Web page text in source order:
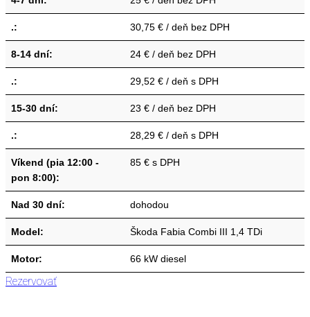
.: 30,75 € / deň bez DPH
8-14 dní: 24 € / deň bez DPH
.: 29,52 € / deň s DPH
15-30 dní: 23 € / deň bez DPH
.: 28,29 € / deň s DPH
Víkend (pia 12:00 -
pon 8:00):
85 € s DPH
Nad 30 dní: dohodou
Model: Škoda Fabia Combi III 1,4 TDi
Motor: 66 kW diesel
Rezervovať